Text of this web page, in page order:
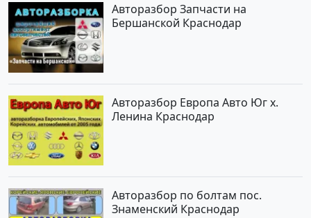
Авторазбор Запчасти на
Бершанской Краснодар
Авторазбор Европа Авто Юг х.
Ленина Краснодар
Авторазбор по болтам пос.
Знаменский Краснодар